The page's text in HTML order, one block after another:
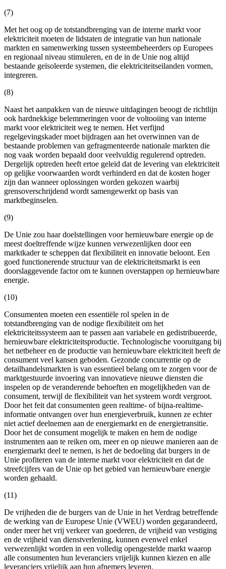
(7)
Met het oog op de totstandbrenging van de interne markt voor
elektriciteit moeten de lidstaten de integratie van hun nationale
markten en samenwerking tussen systeembeheerders op Europees
en regionaal niveau stimuleren, en de in de Unie nog altijd
bestaande geïsoleerde systemen, die elektriciteitseilanden vormen,
integreren.
(8)
Naast het aanpakken van de nieuwe uitdagingen beoogt de richtlijn
ook hardnekkige belemmeringen voor de voltooiing van interne
markt voor elektriciteit weg te nemen. Het verfijnd
regelgevingskader moet bijdragen aan het overwinnen van de
bestaande problemen van gefragmenteerde nationale markten die
nog vaak worden bepaald door veelvuldig regulerend optreden.
Dergelijk optreden heeft ertoe geleid dat de levering van elektriciteit
op gelijke voorwaarden wordt verhinderd en dat de kosten hoger
zijn dan wanneer oplossingen worden gekozen waarbij
grensoverschrijdend wordt samengewerkt op basis van
marktbeginselen.
(9)
De Unie zou haar doelstellingen voor hernieuwbare energie op de
meest doeltreffende wijze kunnen verwezenlijken door een
marktkader te scheppen dat flexibiliteit en innovatie beloont. Een
goed functionerende structuur van de elektriciteitsmarkt is een
doorslaggevende factor om te kunnen overstappen op hernieuwbare
energie.
(10)
Consumenten moeten een essentiële rol spelen in de
totstandbrenging van de nodige flexibiliteit om het
elektriciteitssysteem aan te passen aan variabele en gedistribueerde,
hernieuwbare elektriciteitsproductie. Technologische vooruitgang bij
het netbeheer en de productie van hernieuwbare elektriciteit heeft de
consument veel kansen geboden. Gezonde concurrentie op de
detailhandelsmarkten is van essentieel belang om te zorgen voor de
marktgestuurde invoering van innovatieve nieuwe diensten die
inspelen op de veranderende behoeften en mogelijkheden van de
consument, terwijl de flexibiliteit van het systeem wordt vergroot.
Door het feit dat consumenten geen realtime- of bijna-realtime-
informatie ontvangen over hun energieverbruik, kunnen ze echter
niet actief deelnemen aan de energiemarkt en de energietransitie.
Door het de consument mogelijk te maken en hem de nodige
instrumenten aan te reiken om, meer en op nieuwe manieren aan de
energiemarkt deel te nemen, is het de bedoeling dat burgers in de
Unie profiteren van de interne markt voor elektriciteit en dat de
streefcijfers van de Unie op het gebied van hernieuwbare energie
worden gehaald.
(11)
De vrijheden die de burgers van de Unie in het Verdrag betreffende
de werking van de Europese Unie (VWEU) worden gegarandeerd,
onder meer het vrij verkeer van goederen, de vrijheid van vestiging
en de vrijheid van dienstverlening, kunnen evenwel enkel
verwezenlijkt worden in een volledig opengestelde markt waarop
alle consumenten hun leveranciers vrijelijk kunnen kiezen en alle
leveranciers vrijelijk aan hun afnemers leveren.